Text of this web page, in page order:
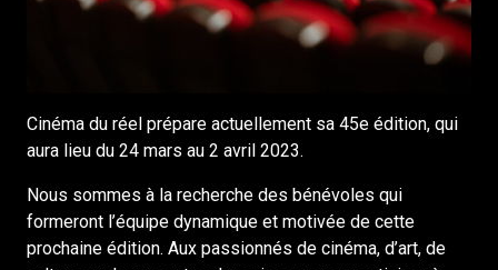
Cinéma du réel prépare actuellement sa 45e édition, qui
aura lieu du 24 mars au 2 avril 2023.
Nous sommes à la recherche des bénévoles qui
formeront l’équipe dynamique et motivée de cette
prochaine édition. Aux passionnés de cinéma, d’art, de